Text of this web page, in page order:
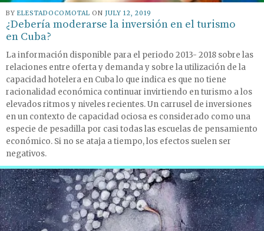
BY ELESTADOCOMOTAL ON JULY 12, 2019
¿Debería moderarse la inversión en el turismo
en Cuba?
La información disponible para el periodo 2013- 2018 sobre las
relaciones entre oferta y demanda y sobre la utilización de la
capacidad hotelera en Cuba lo que indica es que no tiene
racionalidad económica continuar invirtiendo en turismo a los
elevados ritmos y niveles recientes. Un carrusel de inversiones
en un contexto de capacidad ociosa es considerado como una
especie de pesadilla por casi todas las escuelas de pensamiento
económico. Si no se ataja a tiempo, los efectos suelen ser
negativos.